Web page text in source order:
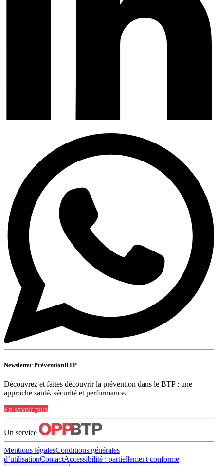
Newsletter PréventionBTP
Découvrez et faites découvrir la prévention dans le BTP : une
approche santé, sécurité et performance.
En savoir plus
Un service
Mentions légalesConditions générales
d’utilisationContactAccessibilité : partiellement conforme